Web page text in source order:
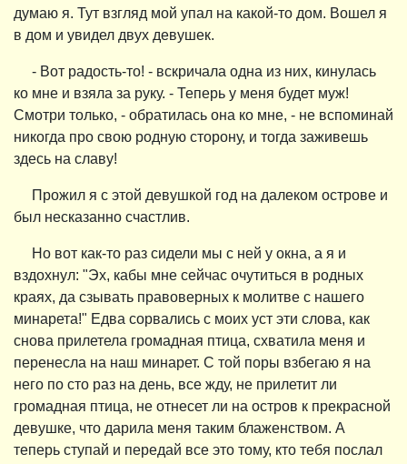
думаю я. Тут взгляд мой упал на какой-то дом. Вошел я
в дом и увидел двух девушек.
- Вот радость-то! - вскричала одна из них, кинулась
ко мне и взяла за руку. - Теперь у меня будет муж!
Смотри только, - обратилась она ко мне, - не вспоминай
никогда про свою родную сторону, и тогда заживешь
здесь на славу!
Прожил я с этой девушкой год на далеком острове и
был несказанно счастлив.
Но вот как-то раз сидели мы с ней у окна, а я и
вздохнул: "Эх, кабы мне сейчас очутиться в родных
краях, да сзывать правоверных к молитве с нашего
минарета!" Едва сорвались с моих уст эти слова, как
снова прилетела громадная птица, схватила меня и
перенесла на наш минарет. С той поры взбегаю я на
него по сто раз на день, все жду, не прилетит ли
громадная птица, не отнесет ли на остров к прекрасной
девушке, что дарила меня таким блаженством. А
теперь ступай и передай все это тому, кто тебя послал